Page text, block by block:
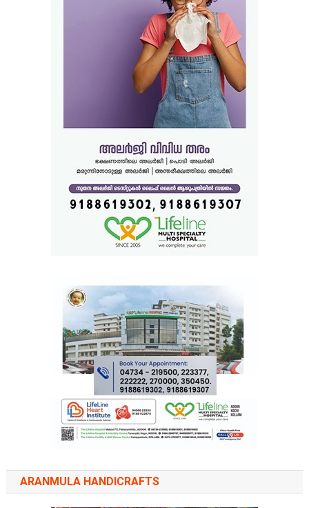
ARANMULA HANDICRAFTS